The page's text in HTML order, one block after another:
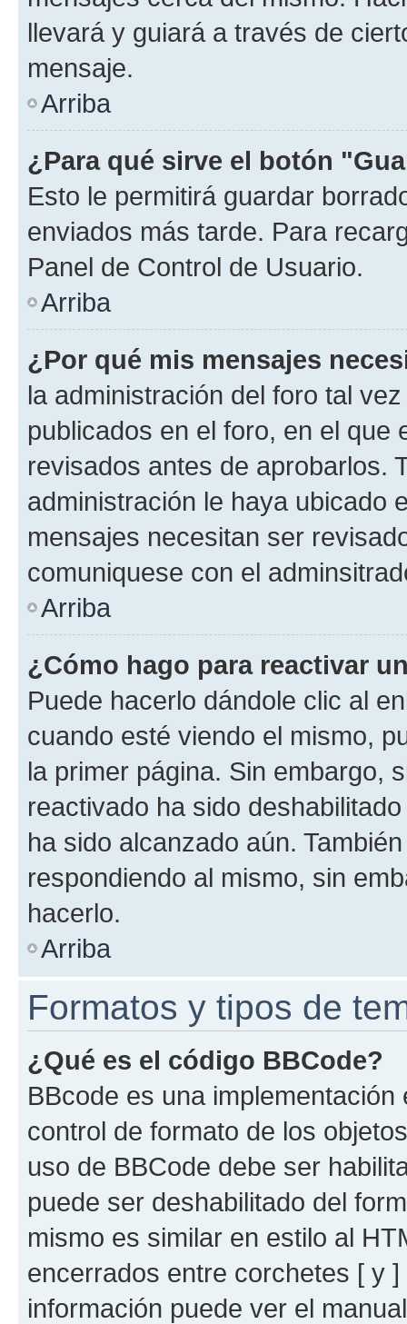
llevará y guiará a través de
mensaje.
Arriba
¿Para qué sirve el botón
Esto le permitirá guardar
enviados más tarde. Para
Panel de Control de Usuario.
Arriba
¿Por qué mis mensajes
la administración del foro tal
publicados en el foro, en el
revisados antes de aprobarlos.
administración le haya ubicado
mensajes necesitan ser
comuniquese con el
Arriba
¿Cómo hago para reactivar
Puede hacerlo dándole clic al
cuando esté viendo el mismo,
la primer página. Sin embargo,
reactivado ha sido
ha sido alcanzado aún.
respondiendo al mismo, sin
hacerlo.
Arriba
Formatos y tipos de
¿Qué es el código BBCode?
BBcode es una
control de formato de los
uso de BBCode debe ser
puede ser deshabilitado del
mismo es similar en estilo al
encerrados entre corchetes [ y
información puede ver el